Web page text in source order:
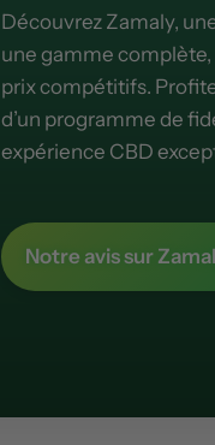
Découvrez Zamaly,
une gamme
prix compétitifs.
d’un programme de
expérience CBD
Notre avis sur